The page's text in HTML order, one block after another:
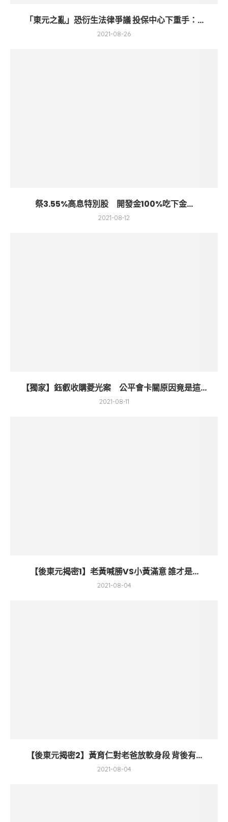
「東元之亂」恐衍生法律爭議 投保中心下重手：...
2021-08-26
祭3.55%高息特別股 開發金100%吃下金...
2021-08-12
【獨家】鈺叡收購菱光案 公平會卡關原因竟是這...
2021-08-11
【後東元揭密1】老黃喊勝VS小黃滿意 誰才是...
2021-08-04
【後東元揭密2】黃育仁對老爸放軟身段 背後有...
2021-08-04